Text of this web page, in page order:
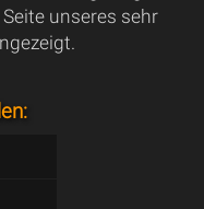
unseres sehr